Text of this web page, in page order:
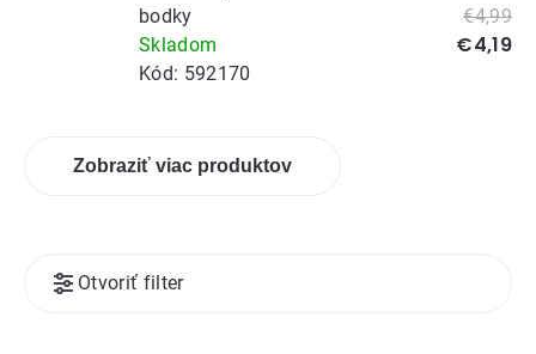
bodky
Skladom
Kód: 592170
€4,99
€4,19
Zobraziť viac produktov
Otvoriť filter
Výpis